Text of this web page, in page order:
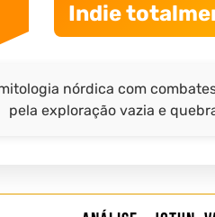
Indie
nórdica com
pela exploração vazia e